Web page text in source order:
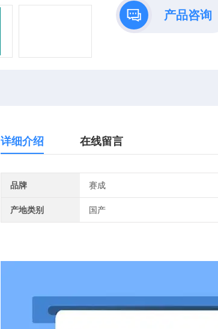
产品咨询
详细介绍 在线留言
品牌 赛成
产地类别 国产